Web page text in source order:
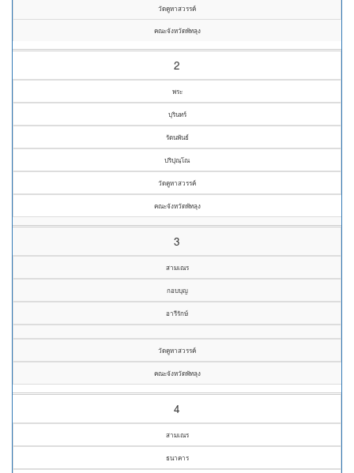
วัดคูหาสวรรค์
คณะจังหวัดพัทลุง
2
พระ
บุรินทร์
รัตนพันธ์
ปริปุณฺโณ
วัดคูหาสวรรค์
คณะจังหวัดพัทลุง
3
สามเณร
กอบบุญ
อารีรักษ์
วัดคูหาสวรรค์
คณะจังหวัดพัทลุง
4
สามเณร
ธนาคาร